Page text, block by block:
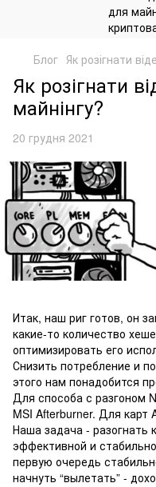
Блог Як розігнати
Як розігнати
майнінгу?
20 грудня 2021
Итак, наш риг готов, он
какие-то количество
оптимизировать его
Снизить потребление и
этого нам понадобится
Для способа с разгоном
MSI Afterburner. Для карт
Наша задача - разогнать
эффективной и
первую очередь
начнуть “вылетать” -